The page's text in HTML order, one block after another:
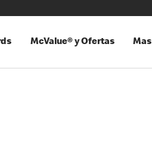
McValue® y Ofertas Mas